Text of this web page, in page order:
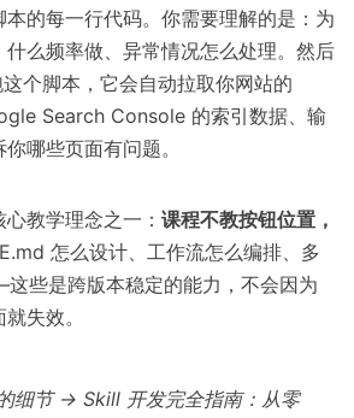
的每一行代码。你需要理解的是：为
么频率做、异常情况怎么处理。然后
个脚本，它会自动拉取你网站的
Search Console 的索引数据、输
哪些页面有问题。
教学理念之一： 课程不教按钮位置，
怎么设计、工作流怎么编排、多
些是跨版本稳定的能力，不会因为
失效。
细节 →Skill 开发完全指南：从零